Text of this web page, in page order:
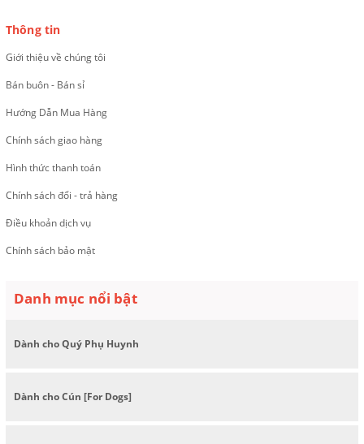
Thông tin
Giới thiệu về chúng tôi
Bán buôn - Bán sỉ
Hướng Dẫn Mua Hàng
Chính sách giao hàng
Hình thức thanh toán
Chính sách đổi - trả hàng
Điều khoản dịch vụ
Chính sách bảo mật
Danh mục nổi bật
Dành cho Quý Phụ Huynh
Dành cho Cún [For Dogs]